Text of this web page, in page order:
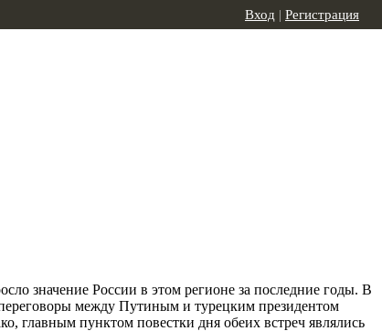
Вход | Регистрация
значение России в этом регионе за последние годы. В
между Путиным и турецким президентом
главным пунктом повестки дня обеих встреч являлись